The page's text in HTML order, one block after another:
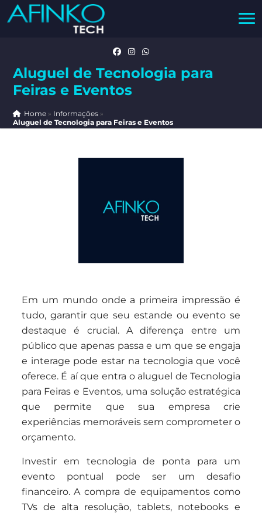
Aluguel de Tecnologia para
Feiras e Eventos
Home» Informações »
Aluguel de Tecnologia para Feiras e Eventos
Em um mundo onde a primeira impressão é
tudo, garantir que seu estande ou evento se
destaque é crucial. A diferença entre um
público que apenas passa e um que se engaja
e interage pode estar na tecnologia que você
oferece. É aí que entra o aluguel de Tecnologia
para Feiras e Eventos, uma solução estratégica
que permite que sua empresa crie
experiências memoráveis sem comprometer o
orçamento.
Investir em tecnologia de ponta para um
evento pontual pode ser um desafio
financeiro. A compra de equipamentos como
TVs de alta resolução, tablets, notebooks e